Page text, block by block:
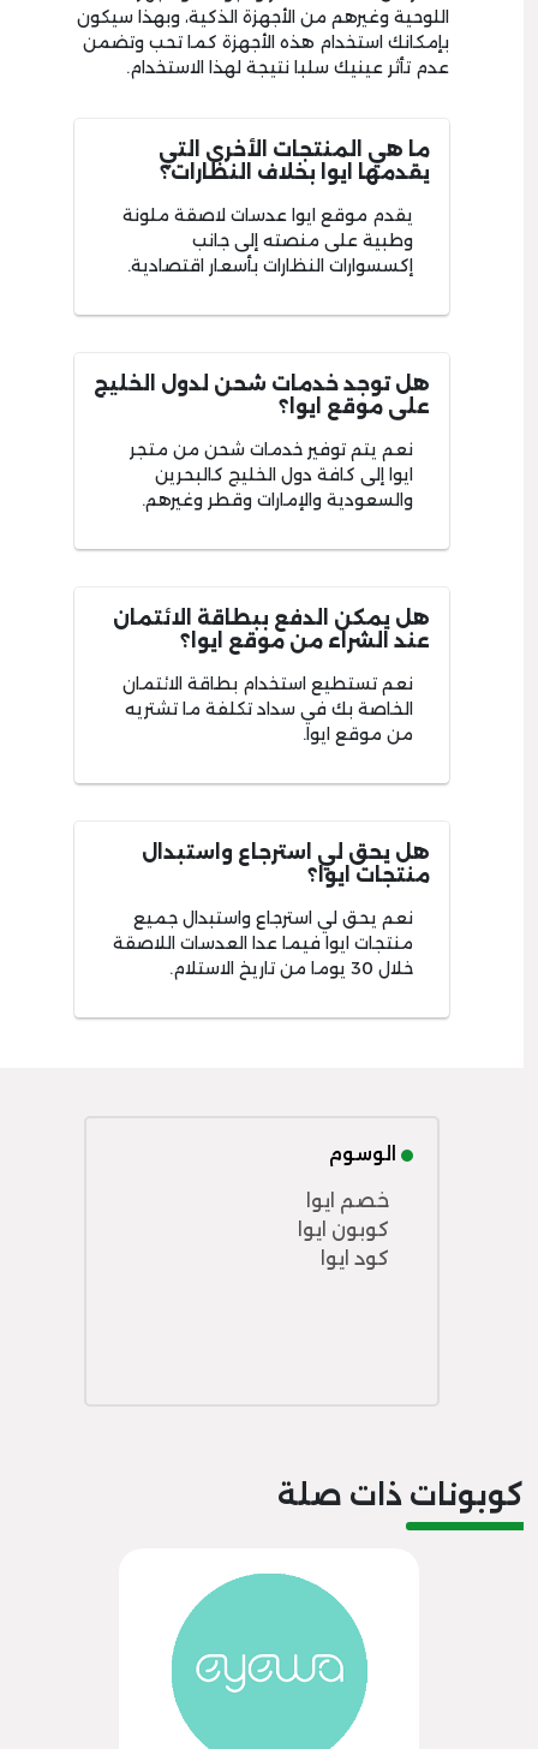
اللوحية وغيرهم من الأجهزة الذكية، وبهذا سيكون
بإمكانك استخدام هذه الأجهزة كما تحب وتضمن
عدم تأثر عينيك سلبا نتيجة لهذا الاستخدام.
ما هي المنتجات الأخرى التي
يقدمها ايوا بخلاف النظارات؟
يقدم موقع ايوا عدسات لاصقة ملونة
وطبية على منصته إلى جانب
إكسسوارات النظارات بأسعار اقتصادية.
هل توجد خدمات شحن لدول الخليج
على موقع ايوا؟
نعم يتم توفير خدمات شحن من متجر
ايوا إلى كافة دول الخليج كالبحرين
والسعودية والإمارات وقطر وغيرهم.
هل يمكن الدفع ببطاقة الائتمان
عند الشراء من موقع ايوا؟
نعم تستطيع استخدام بطاقة الائتمان
الخاصة بك في سداد تكلفة ما تشتريه
من موقع ايوا.
هل يحق لي استرجاع واستبدال
منتجات ايوا؟
نعم يحق لي استرجاع واستبدال جميع
منتجات ايوا فيما عدا العدسات اللاصقة
خلال 30 يوما من تاريخ الاستلام.
الوسوم
خصم ايوا
كوبون ايوا
كود ايوا
كوبونات ذات صلة